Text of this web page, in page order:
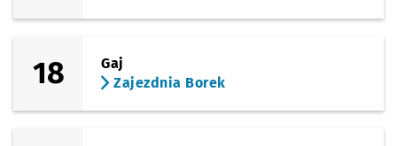
18
Gaj
Zajezdnia Borek